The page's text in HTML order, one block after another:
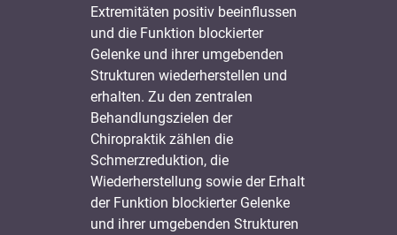
Extremitäten positiv beeinflussen
und die Funktion blockierter
Gelenke und ihrer umgebenden
Strukturen wiederherstellen und
erhalten. Zu den zentralen
Behandlungszielen der
Chiropraktik zählen die
Schmerzreduktion, die
Wiederherstellung sowie der Erhalt
der Funktion blockierter Gelenke
und ihrer umgebenden Strukturen